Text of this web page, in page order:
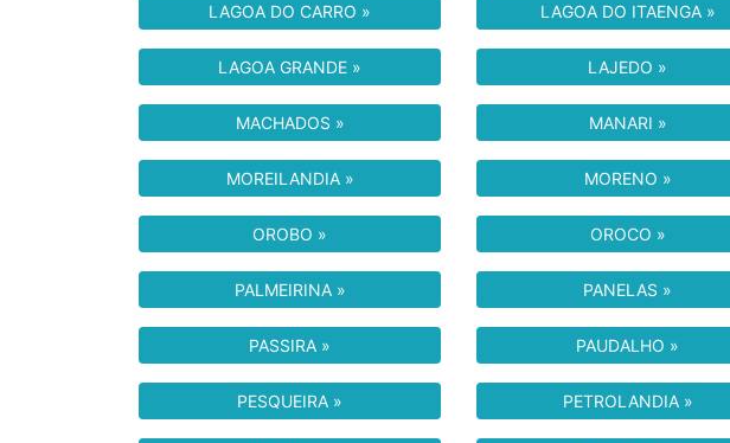
LAGOA DO CARRO » LAGOA DO ITAENGA »
LAGOA GRANDE » LAJEDO »
MACHADOS » MANARI »
MOREILANDIA » MORENO »
OROBO » OROCO »
PALMEIRINA » PANELAS »
PASSIRA » PAUDALHO »
PESQUEIRA » PETROLANDIA »